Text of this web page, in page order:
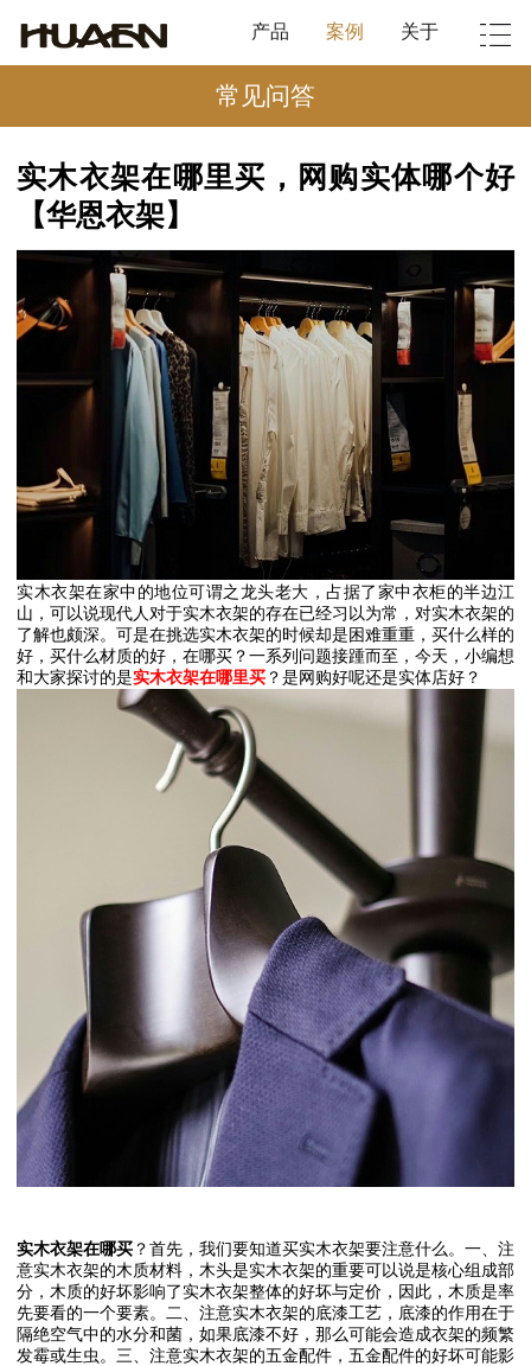
产品 案例 关于
常见问答
实木衣架在哪里买，网购实体哪个好
【华恩衣架】
实木衣架在家中的地位可谓之龙头老大，占据了家中衣柜的半边江
山，可以说现代人对于实木衣架的存在已经习以为常，对实木衣架的
了解也颇深。可是在挑选实木衣架的时候却是困难重重，买什么样的
好，买什么材质的好，在哪买？一系列问题接踵而至，今天，小编想
和大家探讨的是实木衣架在哪里买 ？是网购好呢还是实体店好？
实木衣架在哪买 ？首先，我们要知道买实木衣架要注意什么。一、注
意实木衣架的木质材料，木头是实木衣架的重要可以说是核心组成部
分，木质的好坏影响了实木衣架整体的好坏与定价，因此，木质是率
先要看的一个要素。二、注意实木衣架的底漆工艺，底漆的作用在于
隔绝空气中的水分和菌，如果底漆不好，那么可能会造成衣架的频繁
发霉或生虫。三、注意实木衣架的五金配件，五金配件的好坏可能影